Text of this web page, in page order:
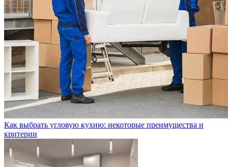
Как выбрать угловую кухню: некоторые преимущества и
критерии